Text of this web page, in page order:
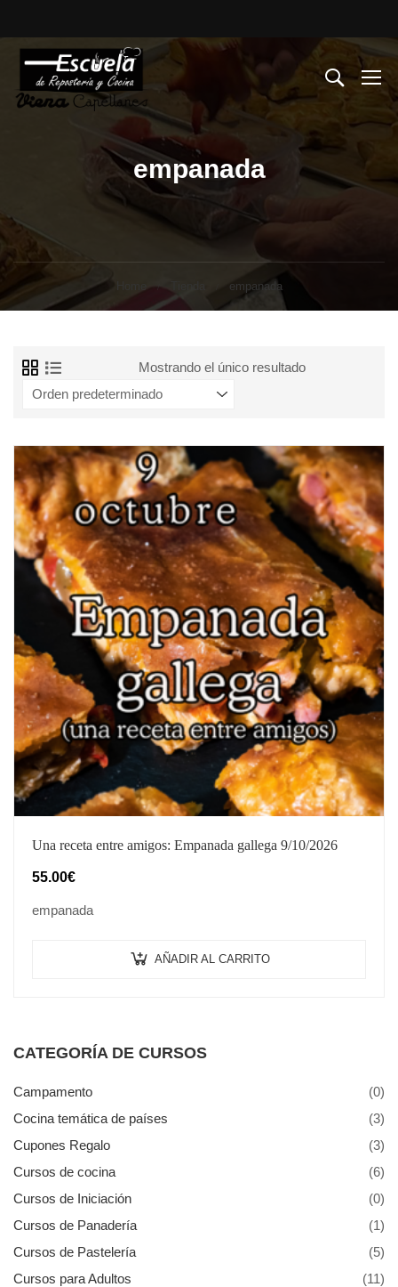
empanada
empanada
Mostrando el único resultado
Una receta entre amigos: Empanada gallega 9/10/2026
55.00€
empanada
AÑADIR AL CARRITO
CATEGORÍA DE CURSOS
Campamento
(0)
Cocina temática de países
(3)
Cupones Regalo
(3)
Cursos de cocina
(6)
Cursos de Iniciación
(0)
Cursos de Panadería
(1)
Cursos de Pastelería
(5)
Cursos para Adultos
(11)